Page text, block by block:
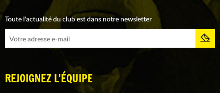
Toute l'actualité du club est dans notre newsletter
REJOIGNEZ L'ÉQUIPE